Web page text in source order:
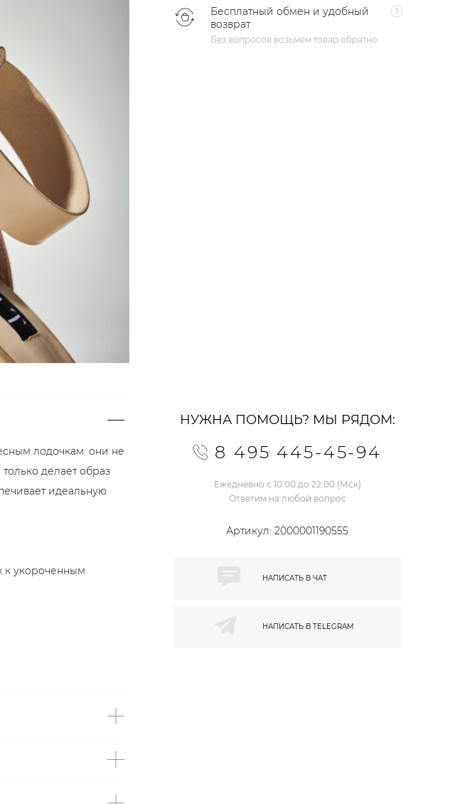
Бесплатный обмен и удобный
возврат
Без вопросов возьмем товар обратно
лодочкам: они не
делает образ
идеальную
к укороченным
НУЖНА ПОМОЩЬ? МЫ РЯДОМ:
8 495 445-45-94
Ежедневно с 10:00 до 22:00 (Мск)
Ответим на любой вопрос
Артикул:2000001190555
НАПИСАТЬ В ЧАТ
НАПИСАТЬ В TELEGRAM